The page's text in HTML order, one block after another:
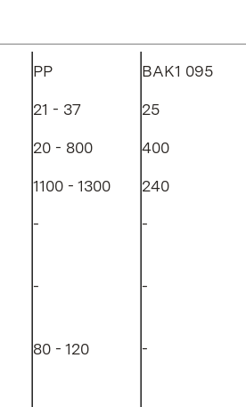
PP BAK1 095
21 - 37 25
20 - 800 400
1100 - 1300 240
- -
- -
80 - 120 -